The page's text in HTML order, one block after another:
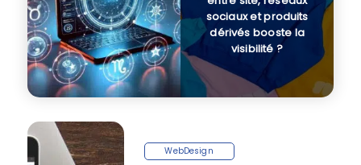
sociaux et produits
dérivés booste la
visibilité ?
WebDesign